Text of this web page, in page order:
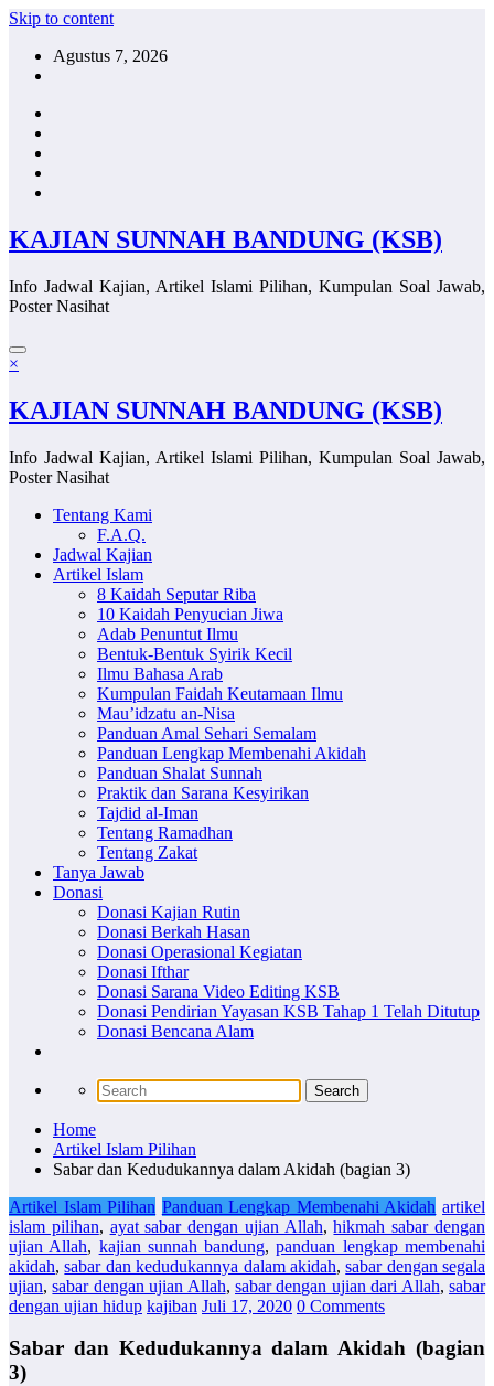
Skip to content
Agustus 7, 2026
KAJIAN SUNNAH BANDUNG (KSB)
Info Jadwal Kajian, Artikel Islami Pilihan, Kumpulan Soal Jawab,
Poster Nasihat
×
KAJIAN SUNNAH BANDUNG (KSB)
Info Jadwal Kajian, Artikel Islami Pilihan, Kumpulan Soal Jawab,
Poster Nasihat
Tentang Kami
F.A.Q.
Jadwal Kajian
Artikel Islam
8 Kaidah Seputar Riba
10 Kaidah Penyucian Jiwa
Adab Penuntut Ilmu
Bentuk-Bentuk Syirik Kecil
Ilmu Bahasa Arab
Kumpulan Faidah Keutamaan Ilmu
Mau’idzatu an-Nisa
Panduan Amal Sehari Semalam
Panduan Lengkap Membenahi Akidah
Panduan Shalat Sunnah
Praktik dan Sarana Kesyirikan
Tajdid al-Iman
Tentang Ramadhan
Tentang Zakat
Tanya Jawab
Donasi
Donasi Kajian Rutin
Donasi Berkah Hasan
Donasi Operasional Kegiatan
Donasi Ifthar
Donasi Sarana Video Editing KSB
Donasi Pendirian Yayasan KSB Tahap 1 Telah Ditutup
Donasi Bencana Alam
Home
Artikel Islam Pilihan
Sabar dan Kedudukannya dalam Akidah (bagian 3)
Artikel Islam Pilihan Panduan Lengkap Membenahi Akidah artikel
islam pilihan, ayat sabar dengan ujian Allah,hikmah sabar dengan
ujian Allah, kajian sunnah bandung,panduan lengkap membenahi
akidah,sabar dan kedudukannya dalam akidah,sabar dengan segala
ujian,sabar dengan ujian Allah,sabar dengan ujian dari Allah,sabar
dengan ujian hidup kajiban Juli 17, 2020 0 Comments
Sabar dan Kedudukannya dalam Akidah (bagian
3)